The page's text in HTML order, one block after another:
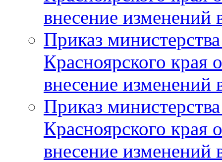
внесение изменений
Приказ
Красноярского
внесение изменений
Приказ
Красноярского
внесение изменений